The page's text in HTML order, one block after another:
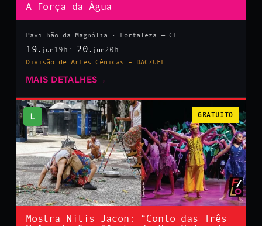
A Força da Água
Pavilhão da Magnólia · Fortaleza — CE
19 .jun 19h 20 .jun20h
Divisão de Artes Cênicas – DAC/UEL
MAIS DETALHES →
L GRATUITO
Mostra Nitis Jacon: “Conto das Três